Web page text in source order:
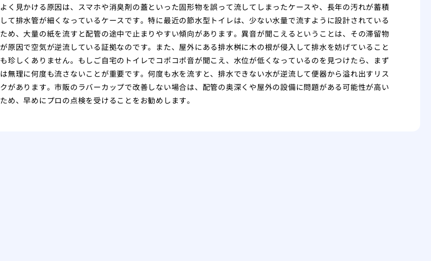
よく見かける原因は、スマホや消臭剤の蓋といった固形物を誤って流してしまったケースや、長年の汚れが蓄積
して排水管が細くなっているケースです。特に最近の節水型トイレは、少ない水量で流すように設計されている
ため、大量の紙を流すと配管の途中で止まりやすい傾向があります。異音が聞こえるということは、その滞留物
が原因で空気が逆流している証拠なのです。また、屋外にある排水桝に木の根が侵入して排水を妨げていること
も珍しくありません。もしご自宅のトイレでコポコポ音が聞こえ、水位が低くなっているのを見つけたら、まず
は無理に何度も流さないことが重要です。何度も水を流すと、排水できない水が逆流して便器から溢れ出すリス
クがあります。市販のラバーカップで改善しない場合は、配管の奥深くや屋外の設備に問題がある可能性が高い
ため、早めにプロの点検を受けることをお勧めします。